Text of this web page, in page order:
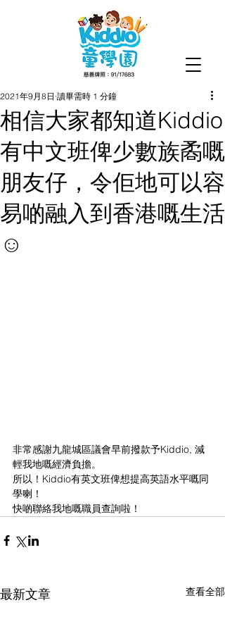
相信大家都知道Kiddio
有中文班俾少數族矞嘅
朋友仔，令佢地可以容
易啲融入到香港嘅生活
☺
2021年9月8日 讀畢需時 1 分鐘
非常感謝九龍城區議會早前撥款予Kiddio, 減
輕我地嘅經濟負擔。
所以！Kiddio有英文班俾想提高英語水平嘅同
學喇！
快啲聯絡我地嘅職員查詢啦！
最新文章 查看全部